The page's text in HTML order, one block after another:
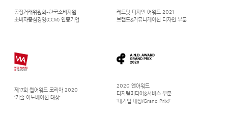
공정거래위원회-한국소비자원
소비자중심경영(CCM) 인증기업
레드닷 디자인 어워드 2021
브랜드&커뮤니케이션 디자인 부문
제17회 웹어워드 코리아 2020
‘기술 이노베이션 대상’
2020 앤어워드
디지털미디어&서비스 부문
‘대기업 대상(Grand Prix)’